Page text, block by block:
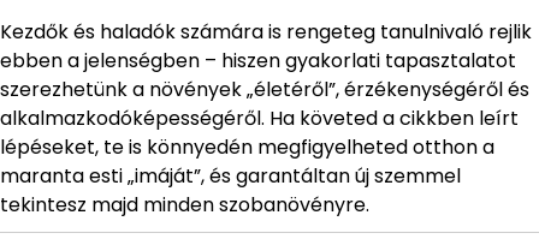
Kezdők és haladók számára is rengeteg tanulnivaló rejlik
ebben a jelenségben – hiszen gyakorlati tapasztalatot
szerezhetünk a növények „életéről”, érzékenységéről és
alkalmazkodóképességéről. Ha követed a cikkben leírt
lépéseket, te is könnyedén megfigyelheted otthon a
maranta esti „imáját”, és garantáltan új szemmel
tekintesz majd minden szobanövényre.